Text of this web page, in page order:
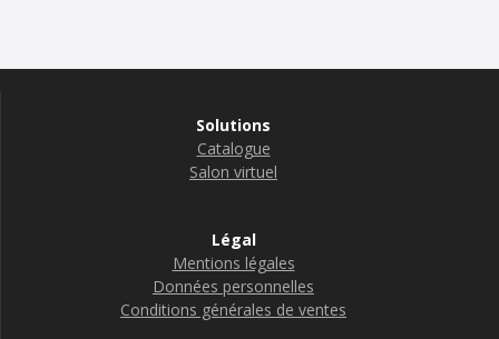
Solutions
Catalogue
Salon virtuel
Légal
Mentions légales
Données personnelles
Conditions générales de ventes